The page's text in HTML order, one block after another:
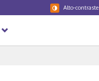
Alto-contraste